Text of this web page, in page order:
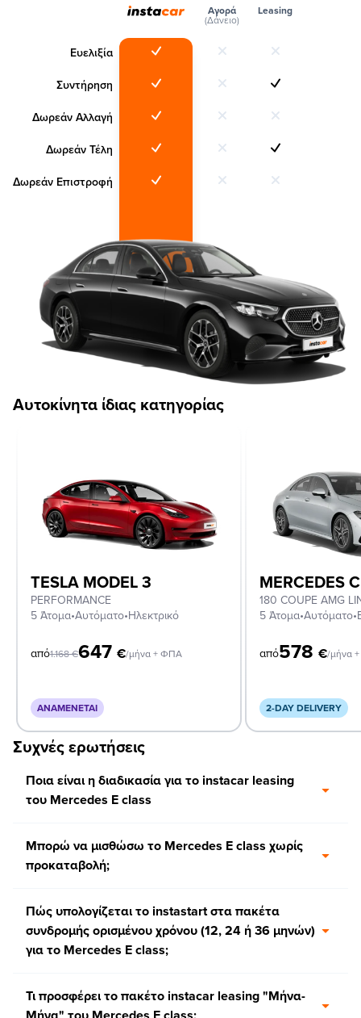
Ευελιξία
Συντήρηση
Δωρεάν Αλλαγή
Δωρεάν Τέλη
Δωρεάν Επιστροφή
Αγορά
(Δάνειο)
Leasing
Αυτοκίνητα ίδιας κατηγορίας
TESLA MODEL 3
PERFORMANCE
5 Άτομα•Αυτόματο•Ηλεκτρικό
από1.168€647 €/μήνα + ΦΠΑ
ΑΝΑΜΈΝΕΤΑΙ
MERCEDES
180 COUPE AMG
5 Άτομα•Αυτόματο•
από578 €/μήνα
2-DAY DELIVERY
Συχνές ερωτήσεις
Ποια είναι η διαδικασία για το instacar leasing
του Mercedes E class
Μπορώ να μισθώσω το Mercedes E class χωρίς
προκαταβολή;
Πώς υπολογίζεται το instastart στα πακέτα
συνδρομής ορισμένου χρόνου (12, 24 ή 36 μηνών)
για το Mercedes E class;
Τι προσφέρει το πακέτο instacar leasing "Μήνα-